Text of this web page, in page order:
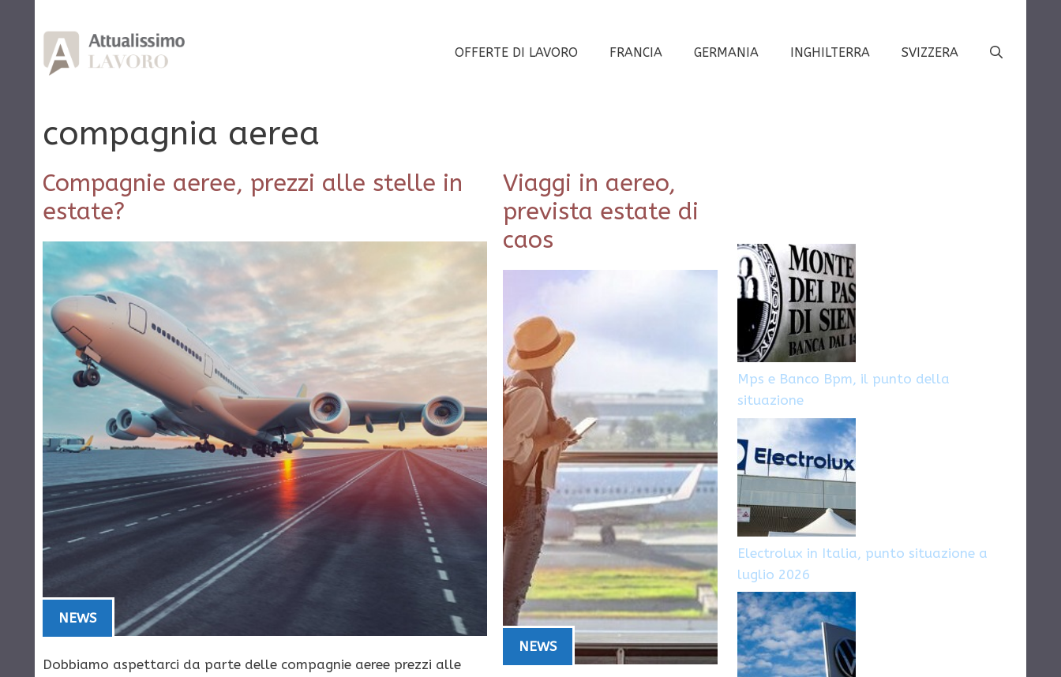
contenuto
OFFERTE DI LAVORO FRANCIA GERMANIA INGHILTERRA SVIZZERA
compagnia aerea
Compagnie aeree, prezzi alle stelle in
estate?
NEWS
Dobbiamo aspettarci da parte delle compagnie aeree prezzi alle
Viaggi in aereo,
prevista estate di
caos
NEWS
Mps e Banco Bpm, il punto della
situazione
Electrolux in Italia, punto situazione a
luglio 2026